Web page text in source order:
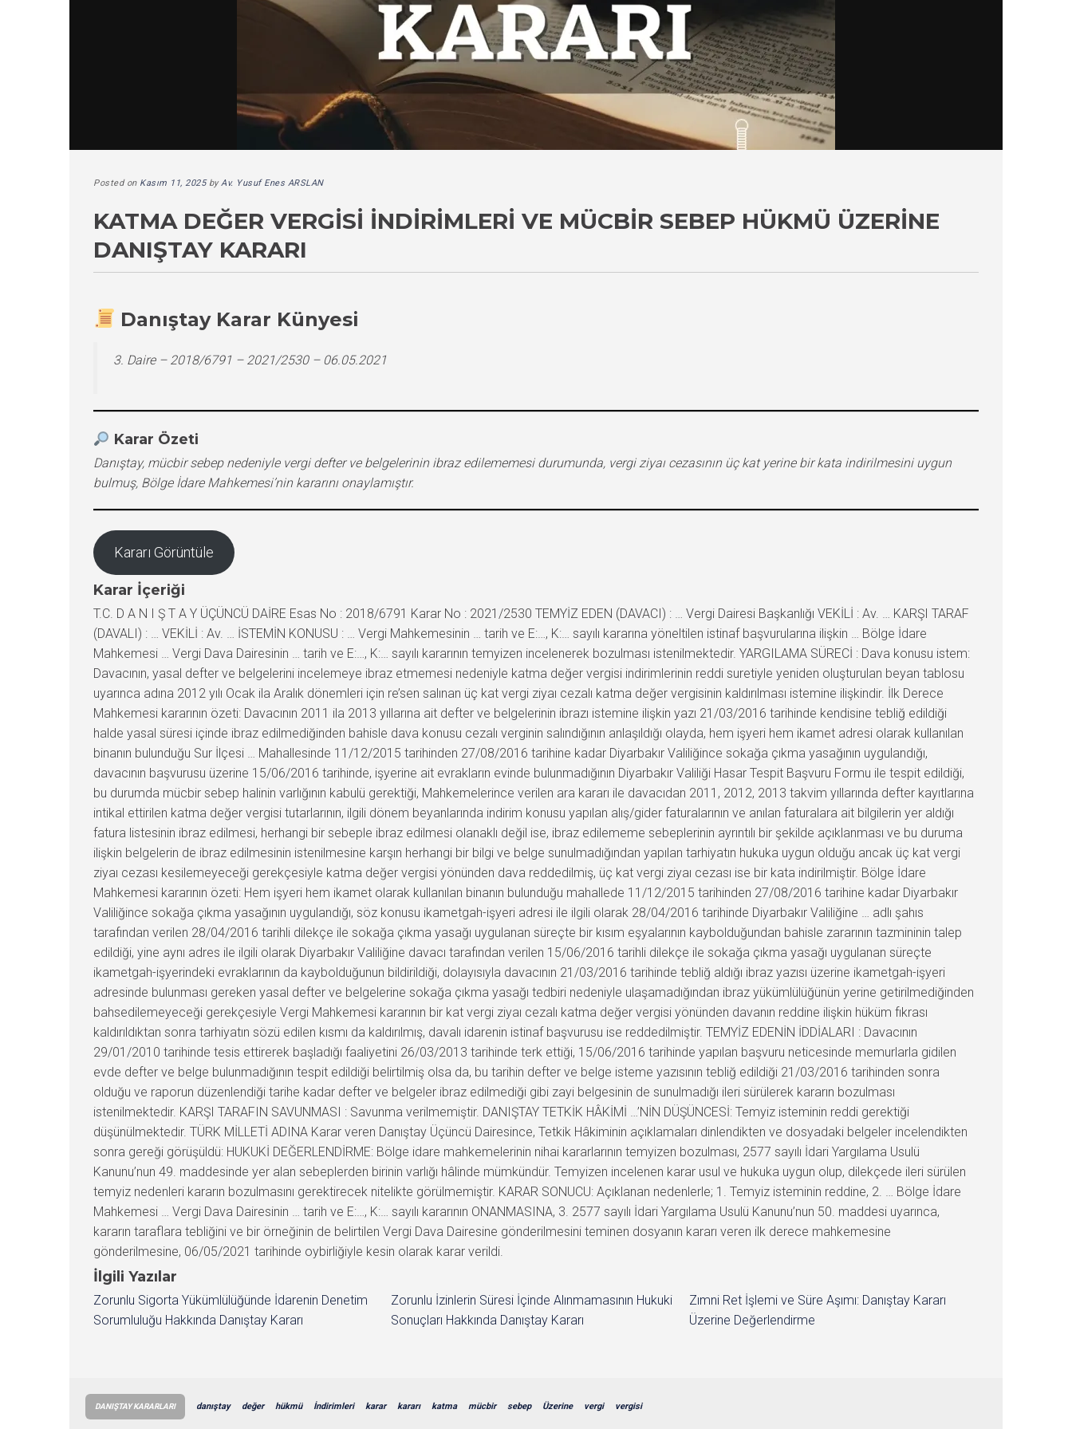
Posted on Kasım 11, 2025byAv. Yusuf Enes ARSLAN
KATMA DEĞER VERGISI İNDIRIMLERI VE MÜCBIR SEBEP HÜKMÜ ÜZERINE
DANIŞTAY KARARI
Danıştay Karar Künyesi
3. Daire – 2018/6791 – 2021/2530 – 06.05.2021
Karar Özeti
Danıştay, mücbir sebep nedeniyle vergi defter ve belgelerinin ibraz edilememesi durumunda, vergi ziyaı cezasının üç kat yerine bir kata indirilmesini uygun
bulmuş, Bölge İdare Mahkemesi’nin kararını onaylamıştır.
Kararı Görüntüle
Karar İçeriği
T.C. D A N I Ş T A Y ÜÇÜNCÜ DAİRE Esas No : 2018/6791 Karar No : 2021/2530 TEMYİZ EDEN (DAVACI) : … Vergi Dairesi Başkanlığı VEKİLİ : Av. … KARŞI TARAF
(DAVALI) : … VEKİLİ : Av. … İSTEMİN KONUSU : … Vergi Mahkemesinin … tarih ve E:…, K:… sayılı kararına yöneltilen istinaf başvurularına ilişkin … Bölge İdare
Mahkemesi … Vergi Dava Dairesinin … tarih ve E:…, K:… sayılı kararının temyizen incelenerek bozulması istenilmektedir. YARGILAMA SÜRECİ : Dava konusu istem:
Davacının, yasal defter ve belgelerini incelemeye ibraz etmemesi nedeniyle katma değer vergisi indirimlerinin reddi suretiyle yeniden oluşturulan beyan tablosu
uyarınca adına 2012 yılı Ocak ila Aralık dönemleri için re’sen salınan üç kat vergi ziyaı cezalı katma değer vergisinin kaldırılması istemine ilişkindir. İlk Derece
Mahkemesi kararının özeti: Davacının 2011 ila 2013 yıllarına ait defter ve belgelerinin ibrazı istemine ilişkin yazı 21/03/2016 tarihinde kendisine tebliğ edildiği
halde yasal süresi içinde ibraz edilmediğinden bahisle dava konusu cezalı verginin salındığının anlaşıldığı olayda, hem işyeri hem ikamet adresi olarak kullanılan
binanın bulunduğu Sur İlçesi … Mahallesinde 11/12/2015 tarihinden 27/08/2016 tarihine kadar Diyarbakır Valiliğince sokağa çıkma yasağının uygulandığı,
davacının başvurusu üzerine 15/06/2016 tarihinde, işyerine ait evrakların evinde bulunmadığının Diyarbakır Valiliği Hasar Tespit Başvuru Formu ile tespit edildiği,
bu durumda mücbir sebep halinin varlığının kabulü gerektiği, Mahkemelerince verilen ara kararı ile davacıdan 2011, 2012, 2013 takvim yıllarında defter kayıtlarına
intikal ettirilen katma değer vergisi tutarlarının, ilgili dönem beyanlarında indirim konusu yapılan alış/gider faturalarının ve anılan faturalara ait bilgilerin yer aldığı
fatura listesinin ibraz edilmesi, herhangi bir sebeple ibraz edilmesi olanaklı değil ise, ibraz edilememe sebeplerinin ayrıntılı bir şekilde açıklanması ve bu duruma
ilişkin belgelerin de ibraz edilmesinin istenilmesine karşın herhangi bir bilgi ve belge sunulmadığından yapılan tarhiyatın hukuka uygun olduğu ancak üç kat vergi
ziyaı cezası kesilemeyeceği gerekçesiyle katma değer vergisi yönünden dava reddedilmiş, üç kat vergi ziyaı cezası ise bir kata indirilmiştir. Bölge İdare
Mahkemesi kararının özeti: Hem işyeri hem ikamet olarak kullanılan binanın bulunduğu mahallede 11/12/2015 tarihinden 27/08/2016 tarihine kadar Diyarbakır
Valiliğince sokağa çıkma yasağının uygulandığı, söz konusu ikametgah-işyeri adresi ile ilgili olarak 28/04/2016 tarihinde Diyarbakır Valiliğine … adlı şahıs
tarafından verilen 28/04/2016 tarihli dilekçe ile sokağa çıkma yasağı uygulanan süreçte bir kısım eşyalarının kaybolduğundan bahisle zararının tazmininin talep
edildiği, yine aynı adres ile ilgili olarak Diyarbakır Valiliğine davacı tarafından verilen 15/06/2016 tarihli dilekçe ile sokağa çıkma yasağı uygulanan süreçte
ikametgah-işyerindeki evraklarının da kaybolduğunun bildirildiği, dolayısıyla davacının 21/03/2016 tarihinde tebliğ aldığı ibraz yazısı üzerine ikametgah-işyeri
adresinde bulunması gereken yasal defter ve belgelerine sokağa çıkma yasağı tedbiri nedeniyle ulaşamadığından ibraz yükümlülüğünün yerine getirilmediğinden
bahsedilemeyeceği gerekçesiyle Vergi Mahkemesi kararının bir kat vergi ziyaı cezalı katma değer vergisi yönünden davanın reddine ilişkin hüküm fıkrası
kaldırıldıktan sonra tarhiyatın sözü edilen kısmı da kaldırılmış, davalı idarenin istinaf başvurusu ise reddedilmiştir. TEMYİZ EDENİN İDDİALARI : Davacının
29/01/2010 tarihinde tesis ettirerek başladığı faaliyetini 26/03/2013 tarihinde terk ettiği, 15/06/2016 tarihinde yapılan başvuru neticesinde memurlarla gidilen
evde defter ve belge bulunmadığının tespit edildiği belirtilmiş olsa da, bu tarihin defter ve belge isteme yazısının tebliğ edildiği 21/03/2016 tarihinden sonra
olduğu ve raporun düzenlendiği tarihe kadar defter ve belgeler ibraz edilmediği gibi zayi belgesinin de sunulmadığı ileri sürülerek kararın bozulması
istenilmektedir. KARŞI TARAFIN SAVUNMASI : Savunma verilmemiştir. DANIŞTAY TETKİK HÂKİMİ …’NİN DÜŞÜNCESİ: Temyiz isteminin reddi gerektiği
düşünülmektedir. TÜRK MİLLETİ ADINA Karar veren Danıştay Üçüncü Dairesince, Tetkik Hâkiminin açıklamaları dinlendikten ve dosyadaki belgeler incelendikten
sonra gereği görüşüldü: HUKUKİ DEĞERLENDİRME: Bölge idare mahkemelerinin nihai kararlarının temyizen bozulması, 2577 sayılı İdari Yargılama Usulü
Kanunu’nun 49. maddesinde yer alan sebeplerden birinin varlığı hâlinde mümkündür. Temyizen incelenen karar usul ve hukuka uygun olup, dilekçede ileri sürülen
temyiz nedenleri kararın bozulmasını gerektirecek nitelikte görülmemiştir. KARAR SONUCU: Açıklanan nedenlerle; 1. Temyiz isteminin reddine, 2. … Bölge İdare
Mahkemesi … Vergi Dava Dairesinin … tarih ve E:…, K:… sayılı kararının ONANMASINA, 3. 2577 sayılı İdari Yargılama Usulü Kanunu’nun 50. maddesi uyarınca,
kararın taraflara tebliğini ve bir örneğinin de belirtilen Vergi Dava Dairesine gönderilmesini teminen dosyanın kararı veren ilk derece mahkemesine
gönderilmesine, 06/05/2021 tarihinde oybirliğiyle kesin olarak karar verildi.
İlgili Yazılar
Zorunlu Sigorta Yükümlülüğünde İdarenin Denetim
Sorumluluğu Hakkında Danıştay Kararı
Zorunlu İzinlerin Süresi İçinde Alınmamasının Hukuki
Sonuçları Hakkında Danıştay Kararı
Zımni Ret İşlemi ve Süre Aşımı: Danıştay Kararı
Üzerine Değerlendirme
DANIŞTAY KARARLARI danıştay değer hükmü İndirimleri karar kararı katma mücbir sebep Üzerine vergi vergisi